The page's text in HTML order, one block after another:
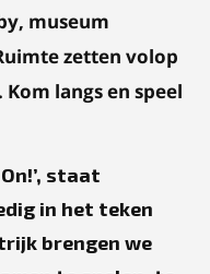
museum
zetten volop
langs en speel
staat
in het teken
brengen we